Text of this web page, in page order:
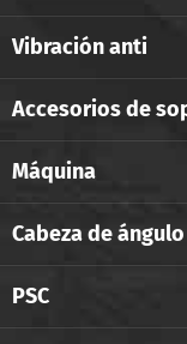
Vibración anti
Accesorios de
Máquina
Cabeza de ángulo
PSC